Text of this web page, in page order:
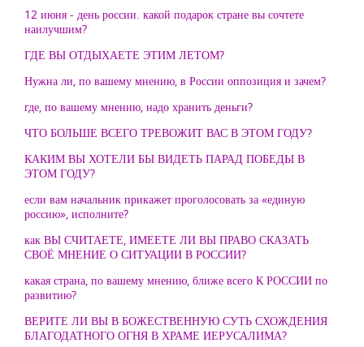
12 июня - день россии. какой подарок стране вы сочтете
наилучшим?
ГДЕ ВЫ ОТДЫХАЕТЕ ЭТИМ ЛЕТОМ?
Нужна ли, по вашему мнению, в России оппозиция и зачем?
где, по вашему мнению, надо хранить деньги?
ЧТО БОЛЬШЕ ВСЕГО ТРЕВОЖИТ ВАС В ЭТОМ ГОДУ?
КАКИМ ВЫ ХОТЕЛИ БЫ ВИДЕТЬ ПАРАД ПОБЕДЫ В
ЭТОМ ГОДУ?
если вам начальник прикажет проголосовать за «единую
россию», исполните?
как ВЫ СЧИТАЕТЕ, ИМЕЕТЕ ЛИ ВЫ ПРАВО СКАЗАТЬ
СВОЁ МНЕНИЕ О СИТУАЦИИ В РОССИИ?
какая страна, по вашему мнению, ближе всего К РОССИИ по
развитию?
ВЕРИТЕ ЛИ ВЫ В БОЖЕСТВЕННУЮ СУТЬ СХОЖДЕНИЯ
БЛАГОДАТНОГО ОГНЯ В ХРАМЕ ИЕРУСАЛИМА?